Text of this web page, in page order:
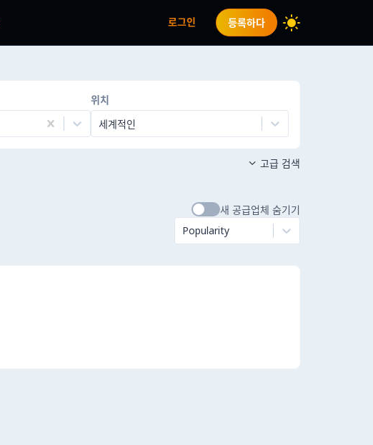
로그인 등록하다
위치
세계적인
 고급 검색
새 공급업체 숨기기
Popularity